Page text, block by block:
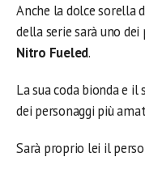
Anche la dolce sorella
della serie sarà uno dei
Nitro Fueled.
La sua coda bionda e il
dei personaggi più
Sarà proprio lei il